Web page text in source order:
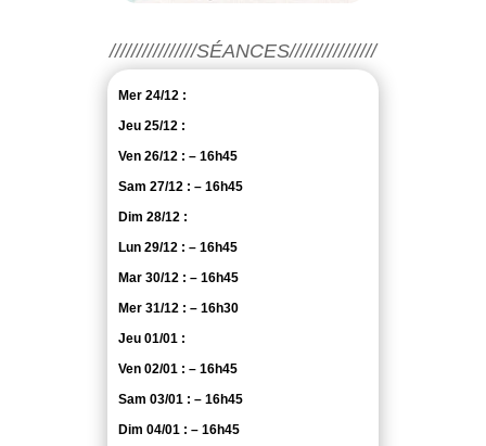
////////////////SÉANCES////////////////
Mer 24/12 :
Jeu 25/12 :
Ven 26/12 : – 16h45
Sam 27/12 : – 16h45
Dim 28/12 :
Lun 29/12 : – 16h45
Mar 30/12 : – 16h45
Mer 31/12 : – 16h30
Jeu 01/01 :
Ven 02/01 : – 16h45
Sam 03/01 : – 16h45
Dim 04/01 : – 16h45